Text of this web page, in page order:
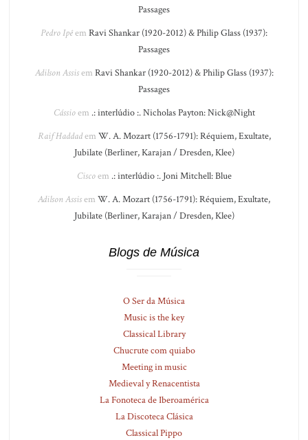
Passages
Pedro Ipêem Ravi Shankar (1920-2012) & Philip Glass (1937):
Passages
Adilson Assisem Ravi Shankar (1920-2012) & Philip Glass (1937):
Passages
Cássioem .: interlúdio :. Nicholas Payton: Nick@Night
Raif Haddadem W. A. Mozart (1756-1791): Réquiem, Exultate,
Jubilate (Berliner, Karajan / Dresden, Klee)
Ciscoem .: interlúdio :. Joni Mitchell: Blue
Adilson Assisem W. A. Mozart (1756-1791): Réquiem, Exultate,
Jubilate (Berliner, Karajan / Dresden, Klee)
Blogs de Música
O Ser da Música
Music is the key
Classical Library
Chucrute com quiabo
Meeting in music
Medieval y Renacentista
La Fonoteca de Iberoamérica
La Discoteca Clásica
Classical Pippo